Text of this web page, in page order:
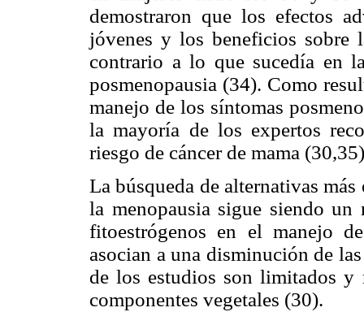
demostraron que los efectos
jóvenes y los beneficios sobre
contrario a lo que sucedía en
posmenopausia (34). Como
manejo de los síntomas
la mayoría de los expertos
riesgo de cáncer de mama
La búsqueda de alternativas
la menopausia sigue siendo
fitoestrógenos en el manejo
asocian a una disminución de
de los estudios son limitados y
componentes vegetales (30).